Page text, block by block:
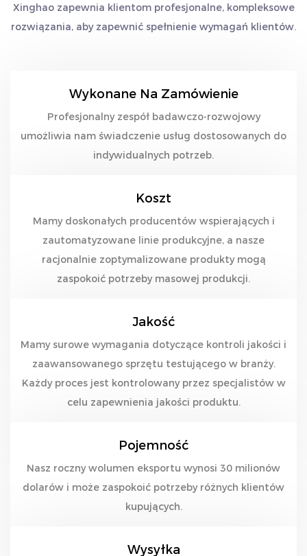
Xinghao zapewnia klientom profesjonalne, kompleksowe
rozwiązania, aby zapewnić spełnienie wymagań klientów.
Wykonane Na Zamówienie
Profesjonalny zespół badawczo-rozwojowy
umożliwia nam świadczenie usług dostosowanych do
indywidualnych potrzeb.
Koszt
Mamy doskonałych producentów wspierających i
zautomatyzowane linie produkcyjne, a nasze
racjonalnie zoptymalizowane produkty mogą
zaspokoić potrzeby masowej produkcji.
Jakość
Mamy surowe wymagania dotyczące kontroli jakości i
zaawansowanego sprzętu testującego w branży.
Każdy proces jest kontrolowany przez specjalistów w
celu zapewnienia jakości produktu.
Pojemność
Nasz roczny wolumen eksportu wynosi 30 milionów
dolarów i może zaspokoić potrzeby różnych klientów
kupujących.
Wysyłka